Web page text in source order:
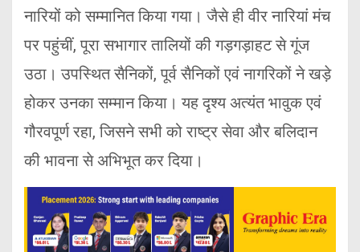
नारियों को सम्मानित किया गया। जैसे ही वीर नारियां मंच
पर पहुंचीं, पूरा सभागार तालियों की गड़गड़ाहट से गूंज
उठा। उपस्थित सैनिकों, पूर्व सैनिकों एवं नागरिकों ने खड़े
होकर उनका सम्मान किया। यह दृश्य अत्यंत भावुक एवं
गौरवपूर्ण रहा, जिसने सभी को राष्ट्र सेवा और बलिदान
की भावना से अभिभूत कर दिया।